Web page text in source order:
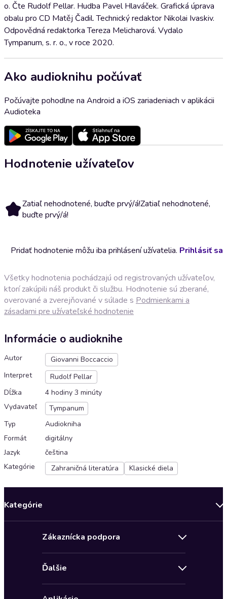
o. Čte Rudolf Pellar. Hudba Pavel Hlaváček. Grafická úprava
obalu pro CD Matěj Čadil. Technický redaktor Nikolai Ivaskiv.
Odpovědná redaktorka Tereza Melicharová. Vydalo
Tympanum, s. r. o., v roce 2020.
Ako audioknihu počúvať
Počúvajte pohodlne na Android a iOS zariadeniach v aplikácii
Audioteka
Hodnotenie užívateľov
Zatiaľ nehodnotené, buďte prvý/á!Zatiaľ nehodnotené,
buďte prvý/á!
Pridať hodnotenie môžu iba prihlásení užívatelia. Prihlásiť sa
Všetky hodnotenia pochádzajú od registrovaných užívateľov,
ktorí zakúpili náš produkt či službu. Hodnotenie sú zberané,
overované a zverejňované v súlade s Podmienkami a
zásadami pre užívateľské hodnotenie
Informácie o audioknihe
Autor
Giovanni Boccaccio
Interpret
Rudolf Pellar
Dĺžka
4 hodiny 3 minúty
Vydavateľ
Tympanum
Typ
Audiokniha
Formát
digitálny
Jazyk
čeština
Kategórie
Zahraničná literatúra Klasické diela
Kategórie
Fantasy a sci-fi
Zákaznícka podpora
Kontakt a pomocník
Ďalšie